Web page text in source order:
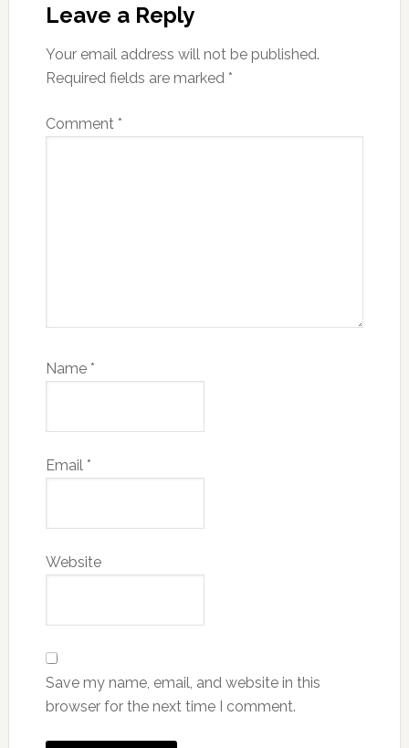
Interactions
Leave a Reply
Your email address will not be published.
Required fields are marked *
Comment *
Name *
Email *
Website
Save my name, email, and website in this
browser for the next time I comment.